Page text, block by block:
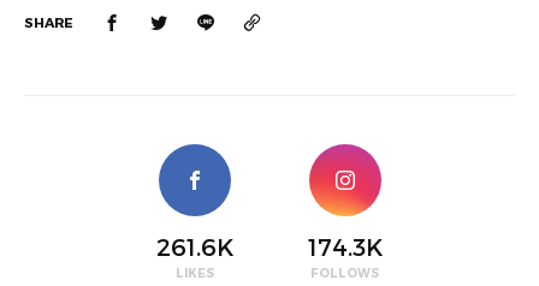
SHARE
261.6K
LIKES
174.3K
FOLLOWS